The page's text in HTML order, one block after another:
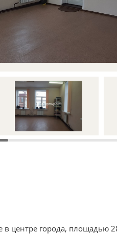
центре города, площадью